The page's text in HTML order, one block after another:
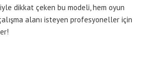
dikkat çeken bu modeli, hem oyun
alanı isteyen profesyoneller için